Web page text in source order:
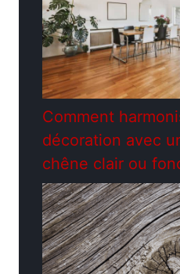
Comment
décoration avec
chêne clair ou